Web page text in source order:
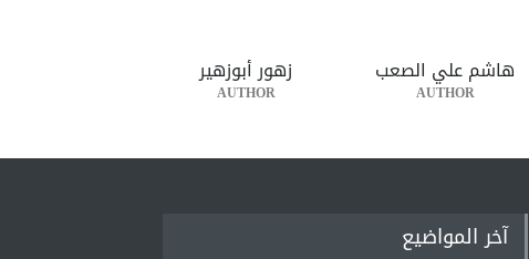
هاشم علي الصعب
AUTHOR
زهور أبوزهير
AUTHOR
آخر المواضيع